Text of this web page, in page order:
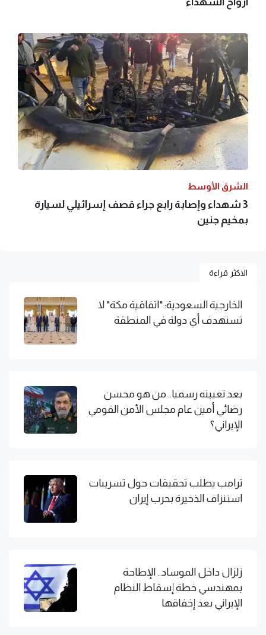
الشرق الأوسط
3 شهداء وإصابة رابع جراء قصف إسرائيلي لسيارة
بمخيم جنين
الاكثر قراءة
الخارجية السعودية: "اتفاقية مكة" لا
تستهدف أي دولة في المنطقة
بعد تعيينه رسميا.. من هو محسن
رضائي أمين عام مجلس الأمن القومي
الإيراني؟
ترامب يطلب تحقيقات حول تسريبات
استنزاف الذخيرة بحرب إيران
زلزال داخل الموساد.. الإطاحة
بمهندسي خطة إسقاط النظام
الإيراني بعد إخفاقها